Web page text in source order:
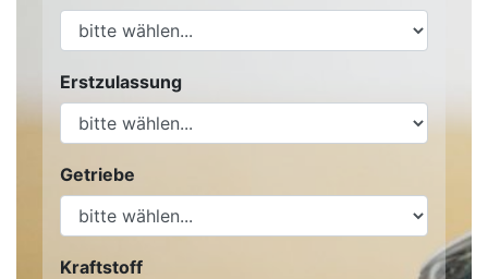
Erstzulassung
Getriebe
Kraftstoff